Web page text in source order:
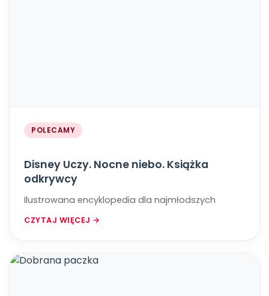
POLECAMY
Disney Uczy. Nocne niebo. Książka
odkrywcy
Ilustrowana encyklopedia dla najmłodszych
CZYTAJ WIĘCEJ →